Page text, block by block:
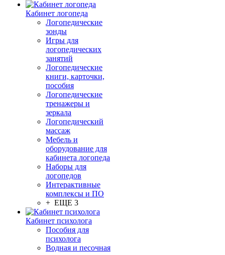
Кабинет логопеда
Логопедические
зонды
Игры для
логопедических
занятий
Логопедические
книги, карточки,
пособия
Логопедические
тренажеры и
зеркала
Логопедический
массаж
Мебель и
оборудование для
кабинета логопеда
Наборы для
логопедов
Интерактивные
комплексы и ПО
+ ЕЩЕ 3
Кабинет психолога
Пособия для
психолога
Водная и песочная